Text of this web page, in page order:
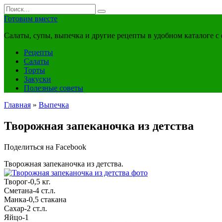
Перейти
к
Search
for:
Готовим вместе
Салаты, супы, выпечка и другие рецепты в удобном каталоге
Рецепты
Салаты
Торты
Закуски
Полезные советы
Главная » Выпечка
Творожная запеканочка из детства
Поделиться на Facebook
Творожная запеканочка из детства.
Творог-0,5 кг.
Сметана-4 ст.л.
Манка-0,5 стакана
Сахар-2 ст.л.
Яйцо-1